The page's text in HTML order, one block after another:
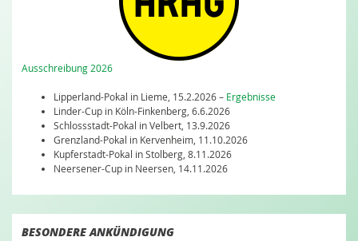
Ausschreibung 2026
Lipperland-Pokal in Lieme, 15.2.2026 – Ergebnisse
Linder-Cup in Köln-Finkenberg, 6.6.2026
Schlossstadt-Pokal in Velbert, 13.9.2026
Grenzland-Pokal in Kervenheim, 11.10.2026
Kupferstadt-Pokal in Stolberg, 8.11.2026
Neersener-Cup in Neersen, 14.11.2026
BESONDERE ANKÜNDIGUNG